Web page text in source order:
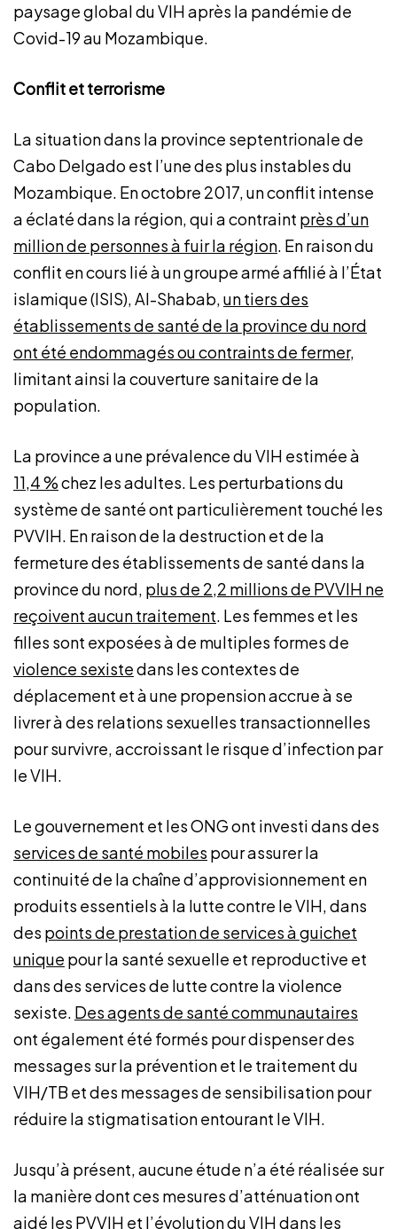
paysage global du VIH après la pandémie de
Covid-19 au Mozambique.
Conflit et terrorisme
La situation dans la province septentrionale de
Cabo Delgado est l’une des plus instables du
Mozambique. En octobre 2017, un conflit intense
a éclaté dans la région, qui a contraint près d’un
million de personnes à fuir la région. En raison du
conflit en cours lié à un groupe armé affilié à l’État
islamique (ISIS), Al-Shabab,un tiers des
établissements de santé de la province du nord
ont été endommagés ou contraints de fermer,
limitant ainsi la couverture sanitaire de la
population.
La province a une prévalence du VIH estimée à
11,4 %chez les adultes. Les perturbations du
système de santé ont particulièrement touché les
PVVIH. En raison de la destruction et de la
fermeture des établissements de santé dans la
province du nord, plus de 2,2 millions de PVVIH ne
reçoivent aucun traitement. Les femmes et les
filles sont exposées à de multiples formes de
violence sexistedans les contextes de
déplacement et à une propension accrue à se
livrer à des relations sexuelles transactionnelles
pour survivre, accroissant le risque d’infection par
le VIH.
Le gouvernement et les ONG ont investi dans des
services de santé mobiles pour assurer la
continuité de la chaîne d’approvisionnement en
produits essentiels à la lutte contre le VIH, dans
des points de prestation de services à guichet
unique pour la santé sexuelle et reproductive et
dans des services de lutte contre la violence
sexiste. Des agents de santé communautaires
ont également été formés pour dispenser des
messages sur la prévention et le traitement du
VIH/TB et des messages de sensibilisation pour
réduire la stigmatisation entourant le VIH.
Jusqu’à présent, aucune étude n’a été réalisée sur
la manière dont ces mesures d’atténuation ont
aidé les PVVIH et l’évolution du VIH dans les